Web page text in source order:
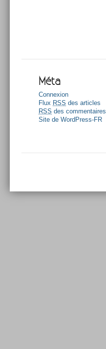
Méta
Connexion
Flux RSS des articles
RSS des commentaires
Site de WordPress-FR